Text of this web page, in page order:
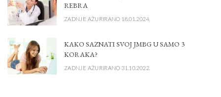
REBRA
ZADNJE AŽURIRANO 18.01.2024.
KAKO SAZNATI SVOJ JMBG U SAMO 3
KORAKA?
ZADNJE AŽURIRANO 31.10.2022.